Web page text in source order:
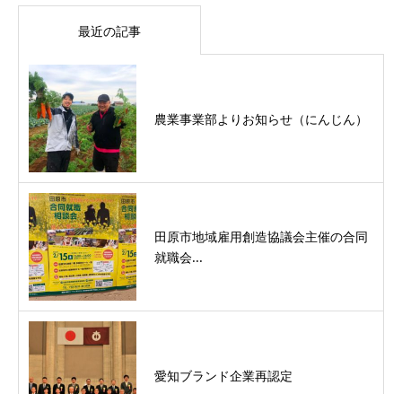
最近の記事
農業事業部よりお知らせ（にんじん）
田原市地域雇用創造協議会主催の合同
就職会...
愛知ブランド企業再認定